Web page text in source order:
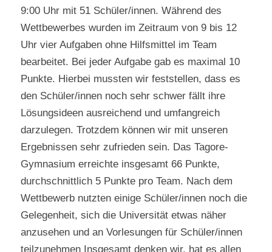
9:00 Uhr mit 51 Schüler/innen. Während des
Wettbewerbes wurden im Zeitraum von 9 bis 12
Uhr vier Aufgaben ohne Hilfsmittel im Team
bearbeitet. Bei jeder Aufgabe gab es maximal 10
Punkte. Hierbei mussten wir feststellen, dass es
den Schüler/innen noch sehr schwer fällt ihre
Lösungsideen ausreichend und umfangreich
darzulegen. Trotzdem können wir mit unseren
Ergebnissen sehr zufrieden sein. Das Tagore-
Gymnasium erreichte insgesamt 66 Punkte,
durchschnittlich 5 Punkte pro Team. Nach dem
Wettbewerb nutzten einige Schüler/innen noch die
Gelegenheit, sich die Universität etwas näher
anzusehen und an Vorlesungen für Schüler/innen
teilzunehmen Insgesamt denken wir, hat es allen